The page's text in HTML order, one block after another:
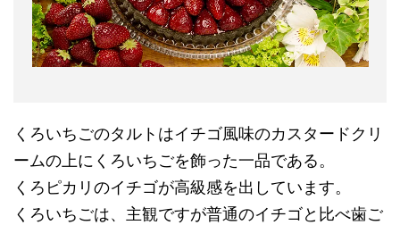
くろいちごのタルトはイチゴ風味のカスタードクリ
ームの上にくろいちごを飾った一品である。
くろピカリのイチゴが高級感を出しています。
くろいちごは、主観ですが普通のイチゴと比べ歯ご